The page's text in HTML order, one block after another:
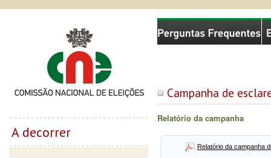
Campanha de
Relatório da campanha
Relatório da campanha
Comissão Nacional de Eleições
A decorrer